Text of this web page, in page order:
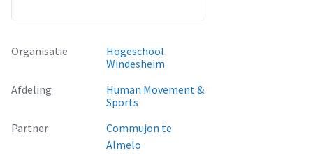
Organisatie
Hogeschool
Windesheim
Afdeling
Human Movement &
Sports
Partner
Commujon te
Almelo